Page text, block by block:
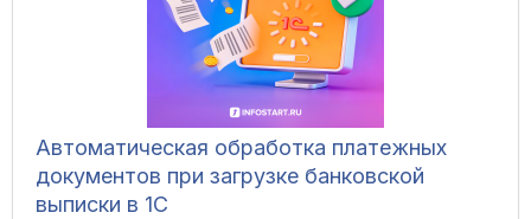
Автоматическая обработка платежных
документов при загрузке банковской
выписки в 1С